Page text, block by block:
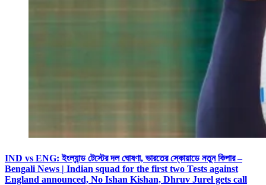
IND vs ENG: ইংল্যান্ড টেস্টের দল ঘোষণা, ভারতের স্কোয়াডে নতুন কিপার –
Bengali News | Indian squad for the first two Tests against
England announced, No Ishan Kishan, Dhruv Jurel gets call